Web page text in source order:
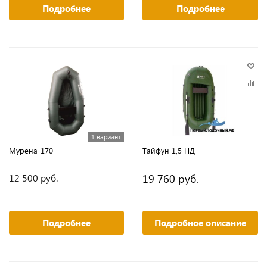
Подробнее Подробнее
1 вариант
Мурена-170
12 500 руб.
Подробнее
Тайфун 1,5 НД
19 760 руб.
Подробное описание